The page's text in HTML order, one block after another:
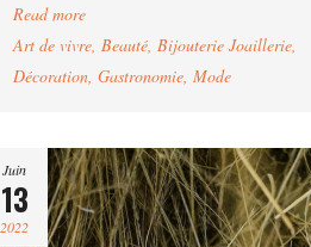
Read more
Art de vivre, Beauté, Bijouterie Joaillerie,
Décoration, Gastronomie, Mode
Juin
13
2022